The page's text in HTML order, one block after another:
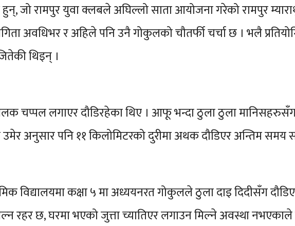
हुन्, जो रामपुर युवा क्लबले अघिल्लो साता आयोजना गरेको रामपुर
अवधिभर र अहिले पनि उनै गोकुलको चौतर्फी चर्चा छ । भलै
थिइन् ।
चप्पल लगाएर दौडिरहेका थिए । आफू भन्दा ठुला ठुला मानिसहरुसँग
अनुसार पनि ११ किलोमिटरको दुरीमा अथक दौडिएर अन्तिम समय
विद्यालयमा कक्षा ५ मा अध्ययनरत गोकुलले ठुला दाइ दिदीसँग
रहर छ, घरमा भएको जुत्ता च्यातिएर लगाउन मिल्ने अवस्था